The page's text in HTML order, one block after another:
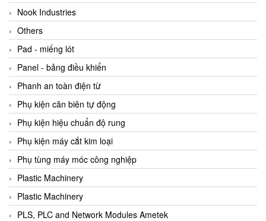
Beijer
Beinlich-pumps
Beka
BEKO
Belimo
Benetech Vietnam
Bently Nevada
Bentone Vietnam
Bernstein Vietnam
Berthold
Bestech
Bestech
Nook Industries
Others
Pad - miếng lót
Panel - bảng điều khiển
Phanh an toàn điện từ
Phụ kiện căn biên tự động
Phụ kiện hiệu chuẩn độ rung
Phụ kiện máy cắt kim loại
Phụ tùng máy móc công nghiệp
Plastic Machinery
Plastic Machinery
PLS, PLC and Network Modules Ametek